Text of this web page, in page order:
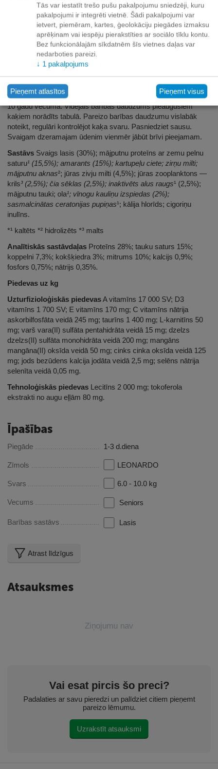
Jūras zooplanktons — krils. Īpaši bagāts ar vērtīgām
uzturvielām un dzīvībai svarīgām vielām, piemēram, omega-3
taukskābēm, astaksantīnu un aminoskābēm.
Čia sēklasAtbalsta gremošanu ar dabīgām gļotvielām un satur
20% omega-3 taukskābju.
Vīnogu kauliņu miltiVīnogu kauliņos esošās bioaktīvās vielas
— polifenoli — palīdz aizsargāt mājdzīvnieka šūnas.
Barošanas ieteikumi
Pilnvērtīga barība vecākiem kaķiem no
10 gadu vecuma. Vidējais barības daudzums pieaugušiem
kaķiem norādīts tabulā. Pareizo barības daudzumu vislabāk
noteikt, regulāri kontrolējot kaķa svaru. Pasniedziet sausu.
Svaigam dzeramajam ūdenim vienmēr jābūt brīvi pieejamam.
Sastāvs Svaigs lasis (30%); mājputnu proteīns ar zemu pelnu
saturu¹ (15,5%); amarants (15%); kartupeļu ciete; zirņu milti;
mājputnu aknas²; jūras zivju milti (4,5%); jūras zooplanktons —
krils³ (2,5%); čia sēklas (2,5%); inaktivēts alus raugs¹ (2,5%);
mājputnu tauki; ola¹; vīnogu kauliņu izspiedas (2%);
sasmalcinātas ceratonijas pupiņas¹; kālija hlorīds; cigoriņu
inulīns.
*¹ kaltēts *² hidrolizēts *³ malts
Analītiskās sastāvdaļas Proteīns 28%; tauku saturs 15%;
koppelni 7,3%; kokšķiedra 3%; mitrums 10%; kalcijs 0,9%;
fosfors 0,75%; nātrijs 0,35%.
Piedevas uz kg
Uzturfizioloģiskās piedevasA vitamīns 17 000 SV; D3
vitamīns 1 700 SV; E vitamīns 170 mg; C vitamīns nātrija
askorbilfosfāta veidā 245 mg; taurīns 1 400 mg; L-karnitīns 50
mg; varš vara(II) sulfāta pentahidrāta veidā 15 mg; dzelzs
dzelzs(II) sulfāta monohidrāta veidā 200 mg; mangāns
mangāna(II) oksīda veidā 50 mg; cinks cinka oksīda veidā 125
mg; jods bezūdens kalcija jodāta veidā 2,5 mg; selēns nātrija
selenīta veidā 0,05 mg.
Tehnoloģiskās piedevas Lecitīns 2 000 mg; tokoferola
ekstrakti no augu eļļām 80 mg.
Īpašības
Piegāde 1-3 d.diena
Zīmols LEONARDO
Svars 6.0 - 10.0 kg
Vecums Seniors
Barības sastāvs Lasis
Atrast līdzīgus
Atsauksmes
Ziņojumu nav
Vai esat pircis šo preci?
Padalaties ar savu pieredzi un palīdziet citiem pieņemt
pareizo lēmumu.
Uzrakstīt atsauksmi
Tās var iestatīt trešo pušu pakalpojumu sniedzēji, kuru
pakalpojumi ir integrēti vietnē. Šādi pakalpojumi var
ietvert, piemēram, kartes, ģeolokāciju piegādes izmaksu
aprēķinam vai iespēju pierakstīties ar sociālo tīklu kontu.
Bez funkcionālajām sīkdatnēm šīs vietnes daļas var
nedarboties pareizi.
↓ 1 pakalpojums
Pieņemt atlasītos Pieņemt visus